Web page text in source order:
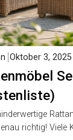
Oktober 3, 2025
richtig! Viele